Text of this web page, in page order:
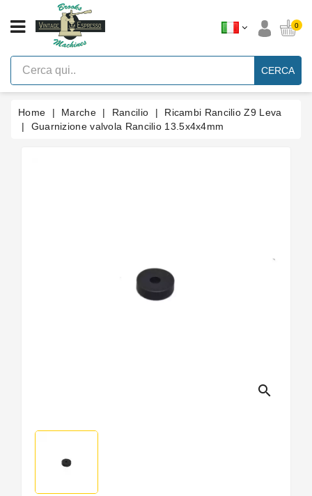
CATEGORIA
Macchine
Per
Caffè
Espresso
Leva
Vintage
0
CERCA
Home Marche Rancilio
Ricambi Rancilio Z9 Leva
Guarnizione valvola Rancilio 13.5x4x4mm
search